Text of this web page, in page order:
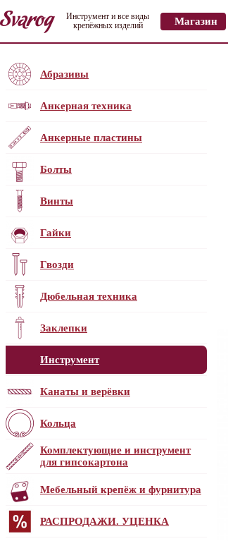
Инструмент и все виды
крепёжных изделий
Магазин
Абразивы
Анкерная техника
Анкерные пластины
Болты
Винты
Гайки
Гвозди
Дюбельная техника
Заклепки
Инструмент
Канаты и верёвки
Кольца
Комплектующие и инструмент
для гипсокартона
Мебельный крепёж и фурнитура
РАСПРОДАЖИ. УЦЕНКА